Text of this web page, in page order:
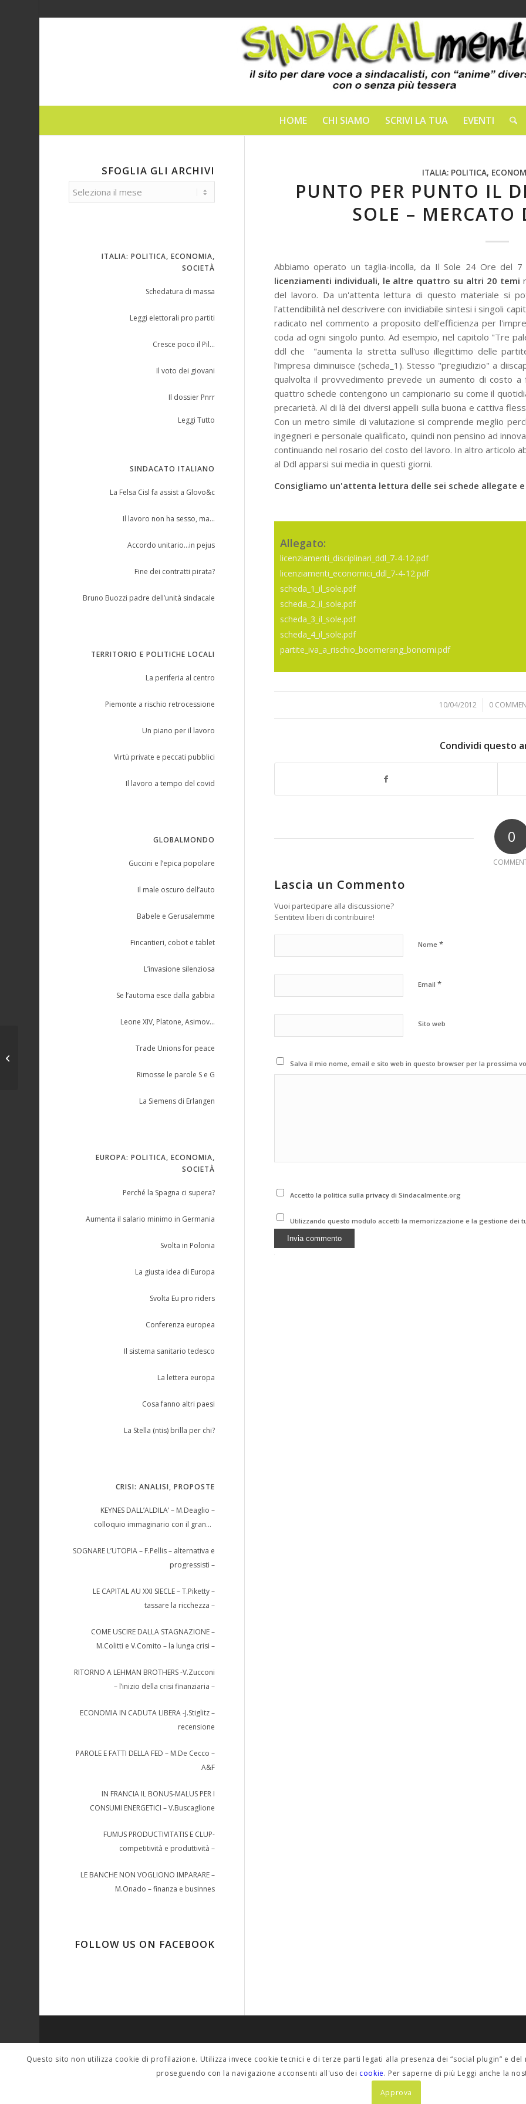
HOME CHI SIAMO SCRIVI LA TUA EVENTI
ITALIA: POLITICA,
PUNTO PER PUNTO IL
SOLE – MERCATO
Abbiamo operato un taglia-incolla, da Il Sole 24 Ore del
licenziamenti individuali, le altre quattro su altri 20 temi
del lavoro. Da un'attenta lettura di questo materiale si
l'attendibilità nel descrivere con invidiabile sintesi i singoli
radicato nel commento a proposito dell'efficienza per
coda ad ogni singolo punto. Ad esempio, nel capitolo "Tre
ddl che "aumenta la stretta sull'uso illegittimo delle
l'impresa diminuisce (scheda_1). Stesso "pregiudizio" a
qualvolta il provvedimento prevede un aumento di costo
quattro schede contengono un campionario su come il
precarietà. Al di là dei diversi appelli sulla buona e cattiva
Con un metro simile di valutazione si comprende meglio
ingegneri e personale qualificato, quindi non pensino ad
continuando nel rosario del costo del lavoro. In altro articolo
al Ddl apparsi sui media in questi giorni.
Consigliamo un'attenta lettura delle sei schede allegate
Allegato:
licenziamenti_disciplinari_ddl_7-4-12.pdf
licenziamenti_economici_ddl_7-4-12.pdf
scheda_1_il_sole.pdf
scheda_2_il_sole.pdf
scheda_3_il_sole.pdf
scheda_4_il_sole.pdf
partite_iva_a_rischio_boomerang_bonomi.pdf
10/04/2012
/ 0 /
Condividi questo
0
Lascia un Commento
Vuoi partecipare alla discussione?
Sentitevi liberi di contribuire!
Nome *
Email *
Sito web
Salva il mio nome, email e sito web in questo browser per la prossima
Accetto la politica sullaprivacydi Sindacalmente.org
Utilizzando questo modulo accetti la memorizzazione e la gestione dei
SFOGLIA GLI ARCHIVI
ITALIA: POLITICA, ECONOMIA,
SOCIETÀ
Schedatura di massa
Leggi elettorali pro partiti
Cresce poco il Pil…
Il voto dei giovani
Il dossier Pnrr
Leggi Tutto
SINDACATO ITALIANO
La Felsa Cisl fa assist a Glovo&c
Il lavoro non ha sesso, ma…
Accordo unitario…in pejus
Fine dei contratti pirata?
Bruno Buozzi padre dell’unità sindacale
TERRITORIO E POLITICHE LOCALI
La periferia al centro
Piemonte a rischio retrocessione
Un piano per il lavoro
Virtù private e peccati pubblici
Il lavoro a tempo del covid
GLOBALMONDO
Guccini e l’epica popolare
Il male oscuro dell’auto
Babele e Gerusalemme
Fincantieri, cobot e tablet
L’invasione silenziosa
Se l’automa esce dalla gabbia
Leone XIV, Platone, Asimov…
Trade Unions for peace
Rimosse le parole S e G
La Siemens di Erlangen
EUROPA: POLITICA, ECONOMIA,
SOCIETÀ
Perché la Spagna ci supera?
Aumenta il salario minimo in Germania
Svolta in Polonia
La giusta idea di Europa
Svolta Eu pro riders
Conferenza europea
Il sistema sanitario tedesco
La lettera europa
Cosa fanno altri paesi
La Stella (ntis) brilla per chi?
CRISI: ANALISI, PROPOSTE
KEYNES DALL’ALDILA’ – M.Deaglio –
colloquio immaginario con il grande
SOGNARE L’UTOPIA – F.Pellis – alternativa e
progressisti –
LE CAPITAL AU XXI SIECLE – T.Piketty –
tassare la ricchezza –
COME USCIRE DALLA STAGNAZIONE –
M.Colitti e V.Comito – la lunga crisi –
RITORNO A LEHMAN BROTHERS -V.Zucconi
– l’inizio della crisi finanziaria –
ECONOMIA IN CADUTA LIBERA -J.Stiglitz –
recensione
PAROLE E FATTI DELLA FED – M.De Cecco –
A&F
IN FRANCIA IL BONUS-MALUS PER I
CONSUMI ENERGETICI – V.Buscaglione
FUMUS PRODUCTIVITATIS E CLUP-
competitività e produttività –
LE BANCHE NON VOGLIONO IMPARARE –
M.Onado – finanza e businnes
FOLLOW US ON FACEBOOK
SINDACALMENTE
Per contatti scrivere a: tferigo@gmail.com serafino@etabeta.it
POLICY PRIVACY
Informativa estesa
Questo sito non utilizza cookie di profilazione. Utilizza invece cookie tecnici e di terze parti legati alla presenza dei “social plugin” e
proseguendo con la navigazione acconsenti all'uso dei cookie. Per saperne di più Leggi anche la
Approva